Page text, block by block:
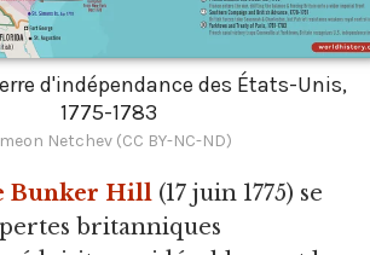
d'indépendance des États-Unis,
1775-1783
Netchev (CC BY-NC-ND)
Bunker Hill (17 juin 1775) se
britanniques